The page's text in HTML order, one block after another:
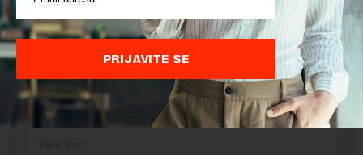
izvora i uz postavljanje linka ka izvornom tekstu na novaekonomija.rs
OSTAVITE ODGOVOR
PRIJAVITE SE